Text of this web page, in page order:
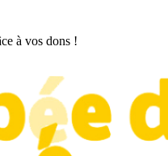
à vos dons !